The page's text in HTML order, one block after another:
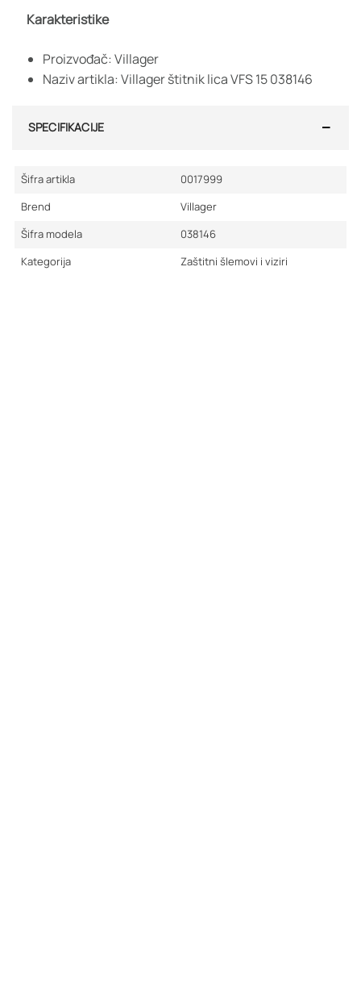
Karakteristike
Proizvođač: Villager
Naziv artikla: Villager štitnik lica VFS 15 038146
SPECIFIKACIJE
Šifra artikla
0017999
Brend
Villager
Šifra modela
038146
Kategorija
Zaštitni šlemovi i viziri